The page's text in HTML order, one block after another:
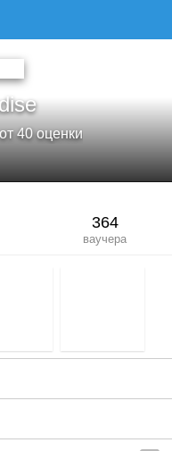
от 40 оценки
364
ваучера